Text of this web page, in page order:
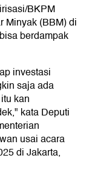
BKPM
Minyak (BBM) di
berdampak
investasi
saja ada
kan
kata Deputi
usai acara
di Jakarta,